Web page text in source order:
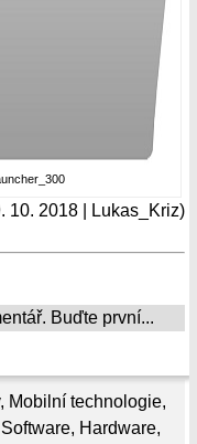
, Mobilní technologie,
Software, Hardware,
10. 2018 | Lukas_Kriz)
Buďte první...